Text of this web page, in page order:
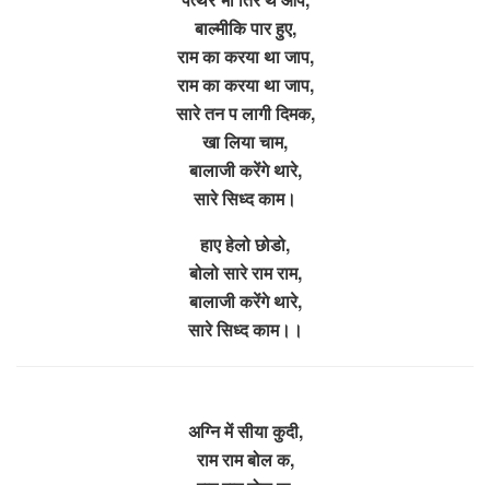
बाल्मीकि पार हुए,
राम का करया था जाप,
राम का करया था जाप,
सारे तन प लागी दिमक,
खा लिया चाम,
बालाजी करेंगे थारे,
सारे सिध्द काम।
हाए हेलो छोडो,
बोलो सारे राम राम,
बालाजी करेंगे थारे,
सारे सिध्द काम।।
अग्नि में सीया कुदी,
राम राम बोल क,